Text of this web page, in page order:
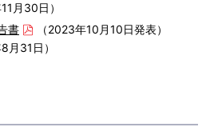
月30日）
書
（2023年10月10日発表）
月31日）